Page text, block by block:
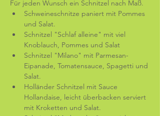
Für jeden Wunsch ein Schnitzel nach Maß.
Schweineschnitze paniert mit Pommes
und Salat.
Schnitzel "Schlaf alleine" mit viel
Knoblauch, Pommes und Salat
Schnitzel "Milano" mit Parmesan-
Eipanade, Tomatensauce, Spagetti und
Salat.
Holländer Schnitzel mit Sauce
Hollandaise, leicht überbacken serviert
mit Kroketten und Salat.